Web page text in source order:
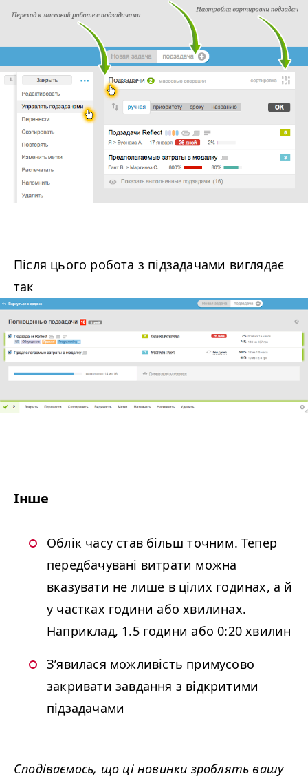
Після цього робота з підзадачами виглядає
так
Інше
Облік часу став більш точним. Тепер
передбачувані витрати можна
вказувати не лише в цілих годинах, а й
у частках години або хвилинах.
Наприклад, 1.5 години або 0:20 хвилин
З’явилася можливість примусово
закривати завдання з відкритими
підзадачами
Сподіваємось, що ці новинки зроблять вашу